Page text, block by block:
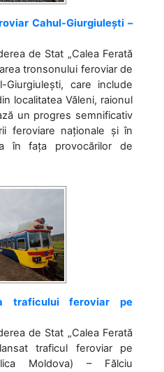
Cahul-Giurgiulești –
de Stat „Calea Ferată
tronsonului feroviar de
Giurgiulești, care include
localitatea Văleni, raionul
un progres semnificativ
feroviare naționale și în
în fața provocărilor de
traficului feroviar pe
de Stat „Calea Ferată
traficul feroviar pe
Moldova) – Fălciu